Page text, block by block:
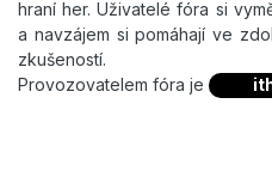
hraní her. Uživatelé fóra si
a navzájem si pomáhají ve
zkušeností.
Provozovatelem fóra je